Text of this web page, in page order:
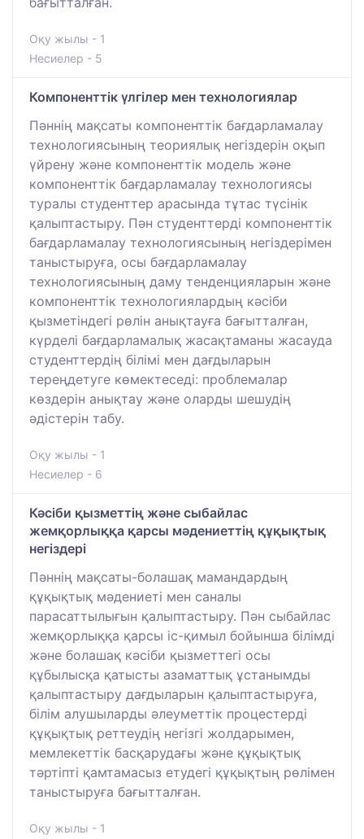
Оқу жылы - 1
Несиелер - 5
Компоненттік үлгілер мен технологиялар
Пәннің мақсаты компоненттік бағдарламалау
технологиясының теориялық негіздерін оқып
үйрену және компоненттік модель және
компоненттік бағдарламалау технологиясы
туралы студенттер арасында тұтас түсінік
қалыптастыру. Пән студенттерді компоненттік
бағдарламалау технологиясының негіздерімен
таныстыруға, осы бағдарламалау
технологиясының даму тенденцияларын және
компоненттік технологиялардың кәсіби
қызметіндегі рөлін анықтауға бағытталған,
күрделі бағдарламалық жасақтаманы жасауда
студенттердің білімі мен дағдыларын
тереңдетуге көмектеседі: проблемалар
көздерін анықтау және оларды шешудің
әдістерін табу.
Оқу жылы - 1
Несиелер - 6
Кәсіби қызметтің және сыбайлас
жемқорлыққа қарсы мәдениеттің құқықтық
негіздері
Пәннің мақсаты-болашақ мамандардың
құқықтық мәдениеті мен саналы
парасаттылығын қалыптастыру. Пән сыбайлас
жемқорлыққа қарсы іс-қимыл бойынша білімді
және болашақ кәсіби қызметтегі осы
құбылысқа қатысты азаматтық ұстанымды
қалыптастыру дағдыларын қалыптастыруға,
білім алушыларды әлеуметтік процестерді
құқықтық реттеудің негізгі жолдарымен,
мемлекеттік басқарудағы және құқықтық
тәртіпті қамтамасыз етудегі құқықтың рөлімен
таныстыруға бағытталған.
Оқу жылы - 1